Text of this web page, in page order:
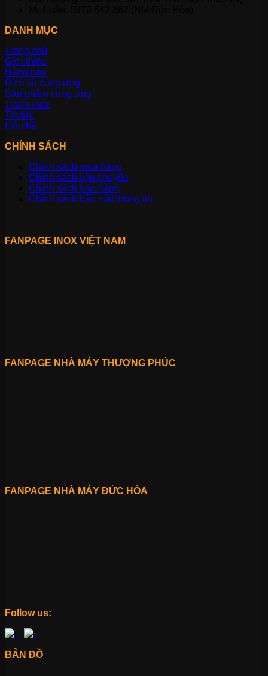
DANH MỤC
Trang chủ
Giới thiệu
Hàng hóa
Dịch vụ cung ứng
Sản phẩm cung ứng
Tranh inox
Tin tức
Liên hệ
CHÍNH SÁCH
Chính sách mua hàng
Chính sách vận chuyển
Chính sách bảo hành
Chính sách bảo mật thông tin
FANPAGE INOX VIỆT NAM
FANPAGE NHÀ MÁY THƯỢNG PHÚC
FANPAGE NHÀ MÁY ĐỨC HÒA
Follow us:
BẢN ĐỒ